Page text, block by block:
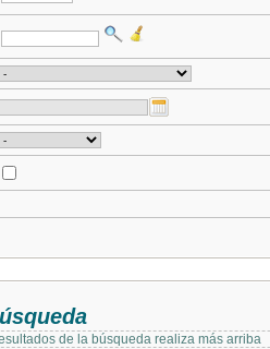
de la búsqueda realiza más arriba